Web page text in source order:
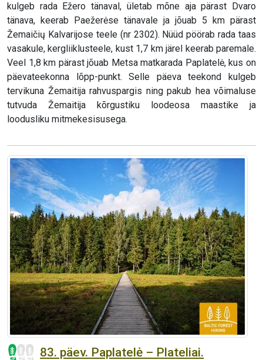
kulgeb rada Ežero tänaval, ületab mõne aja pärast Dvaro
tänava, keerab Paežerėse tänavale ja jõuab 5 km pärast
Žemaičių Kalvarijose teele (nr 2302). Nüüd pöörab rada taas
vasakule, kergliiklusteele, kust 1,7 km järel keerab paremale.
Veel 1,8 km pärast jõuab Metsa matkarada Paplatelė, kus on
päevateekonna lõpp-punkt. Selle päeva teekond kulgeb
tervikuna Žemaitija rahvuspargis ning pakub hea võimaluse
tutvuda Žemaitija kõrgustiku loodeosa maastike ja
loodusliku mitmekesisusega.
83. päev. Paplatelė – Plateliai.